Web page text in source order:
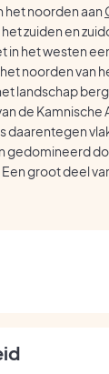
het noorden aan
het zuiden en
in het westen
noorden van
landschap
de Kamnische
daarentegen
gedomineerd
groot deel